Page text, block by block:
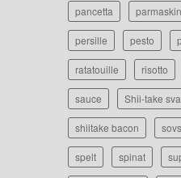
pancetta
persille pesto
ratatouille risotto
sauce Shii-take
shiitake bacon sovs
spelt spinat